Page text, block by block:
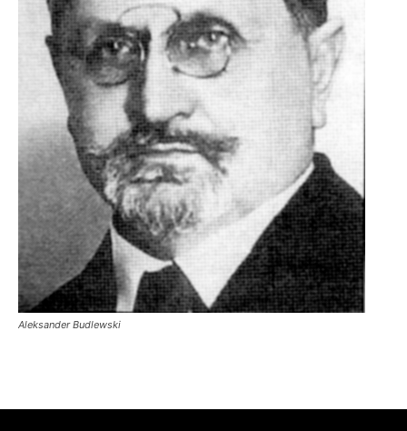
Aleksander Budlewski